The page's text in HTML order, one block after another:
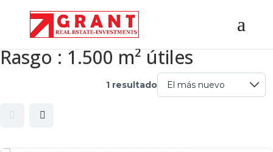
Rasgo :1.500 m² útiles
1 resultado